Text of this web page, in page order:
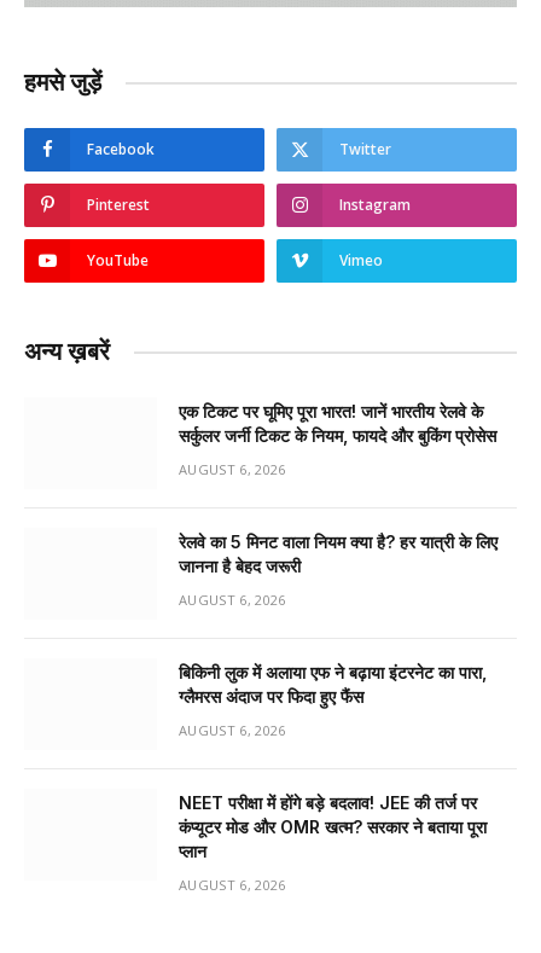
हमसे जुड़ें
Facebook Twitter
Pinterest Instagram
YouTube Vimeo
अन्य ख़बरें
एक टिकट पर घूमिए पूरा भारत! जानें भारतीय रेलवे के
सर्कुलर जर्नी टिकट के नियम, फायदे और बुकिंग प्रोसेस
AUGUST 6, 2026
रेलवे का 5 मिनट वाला नियम क्या है? हर यात्री के लिए
जानना है बेहद जरूरी
AUGUST 6, 2026
बिकिनी लुक में अलाया एफ ने बढ़ाया इंटरनेट का पारा,
ग्लैमरस अंदाज पर फिदा हुए फैंस
AUGUST 6, 2026
NEET परीक्षा में होंगे बड़े बदलाव! JEE की तर्ज पर
कंप्यूटर मोड और OMR खत्म? सरकार ने बताया पूरा
प्लान
AUGUST 6, 2026